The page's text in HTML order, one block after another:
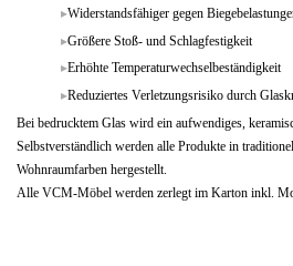
Widerstandsfähiger gegen
Größere Stoß- und Schlagfestigkeit
Erhöhte Temperaturwechselbeständigkeit
Reduziertes Verletzungsrisiko durch
Bei bedrucktem Glas wird ein aufwendiges,
Selbstverständlich werden alle Produkte in
Wohnraumfarben hergestellt.
Alle VCM-Möbel werden zerlegt im Karton inkl.